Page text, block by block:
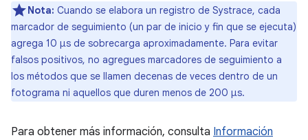
Nota: Cuando se elabora un registro de Systrace, cada
marcador de seguimiento (un par de inicio y fin que se ejecuta)
agrega 10 µs de sobrecarga aproximadamente. Para evitar
falsos positivos, no agregues marcadores de seguimiento a
los métodos que se llamen decenas de veces dentro de un
fotograma ni aquellos que duren menos de 200 μs.
Para obtener más información, consulta Información